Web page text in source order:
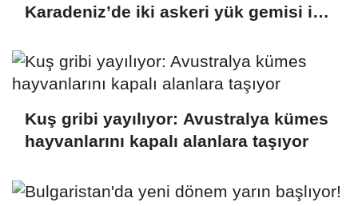
Karadeniz’de iki askeri yük gemisi ile
depoları vuruldu
Kuş gribi yayılıyor: Avustralya kümes
hayvanlarını kapalı alanlara taşıyor